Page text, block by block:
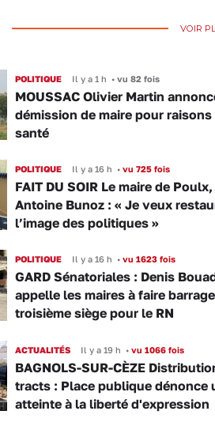
VOIR
POLITIQUE Il y a 1 h •vu 82 fois
MOUSSAC Olivier Martin
démission de maire pour raisons
santé
POLITIQUE Il y a 16 h •vu 725 fois
FAIT DU SOIR Le maire de
Antoine Bunoz : « Je veux
l’image des politiques »
POLITIQUE Il y a 16 h •vu 1623 fois
GARD Sénatoriales : Denis
appelle les maires à faire
troisième siège pour le RN
ACTUALITÉS Il y a 19 h •vu 1066 fois
BAGNOLS-SUR-CÈZE
tracts : Place publique dénonce
atteinte à la liberté d'expression